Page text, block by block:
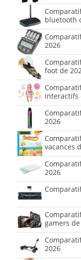
bluetooth
2026
foot de
interactifs
2026
vacances
2026
gamers
2026